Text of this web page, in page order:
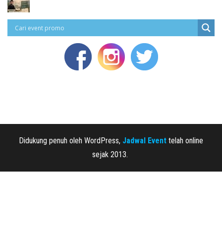
Didukung penuh oleh WordPress, Jadwal Event telah online
sejak 2013.